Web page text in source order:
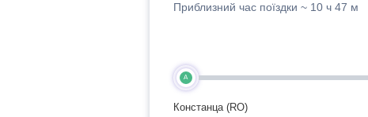
Приблизний час поїздки ~ 10 ч 47 м
A
Констанца (RO)